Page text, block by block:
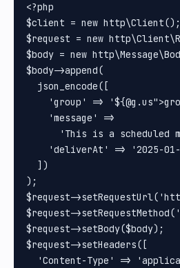
<?php
$client = new http\Client();
$request = new
$body = new
$body->append(
  json_encode([
'group' =>
    'message' =>
'This is a scheduled
'deliverAt' => '2025-
  ])
);
$request-
$request-
$request->setBody($body);
$request->setHeaders([
'Content-Type' =>